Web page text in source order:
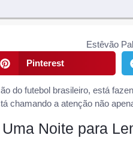
Pinterest
do futebol brasileiro, está
chamando a atenção não
Uma Noite para